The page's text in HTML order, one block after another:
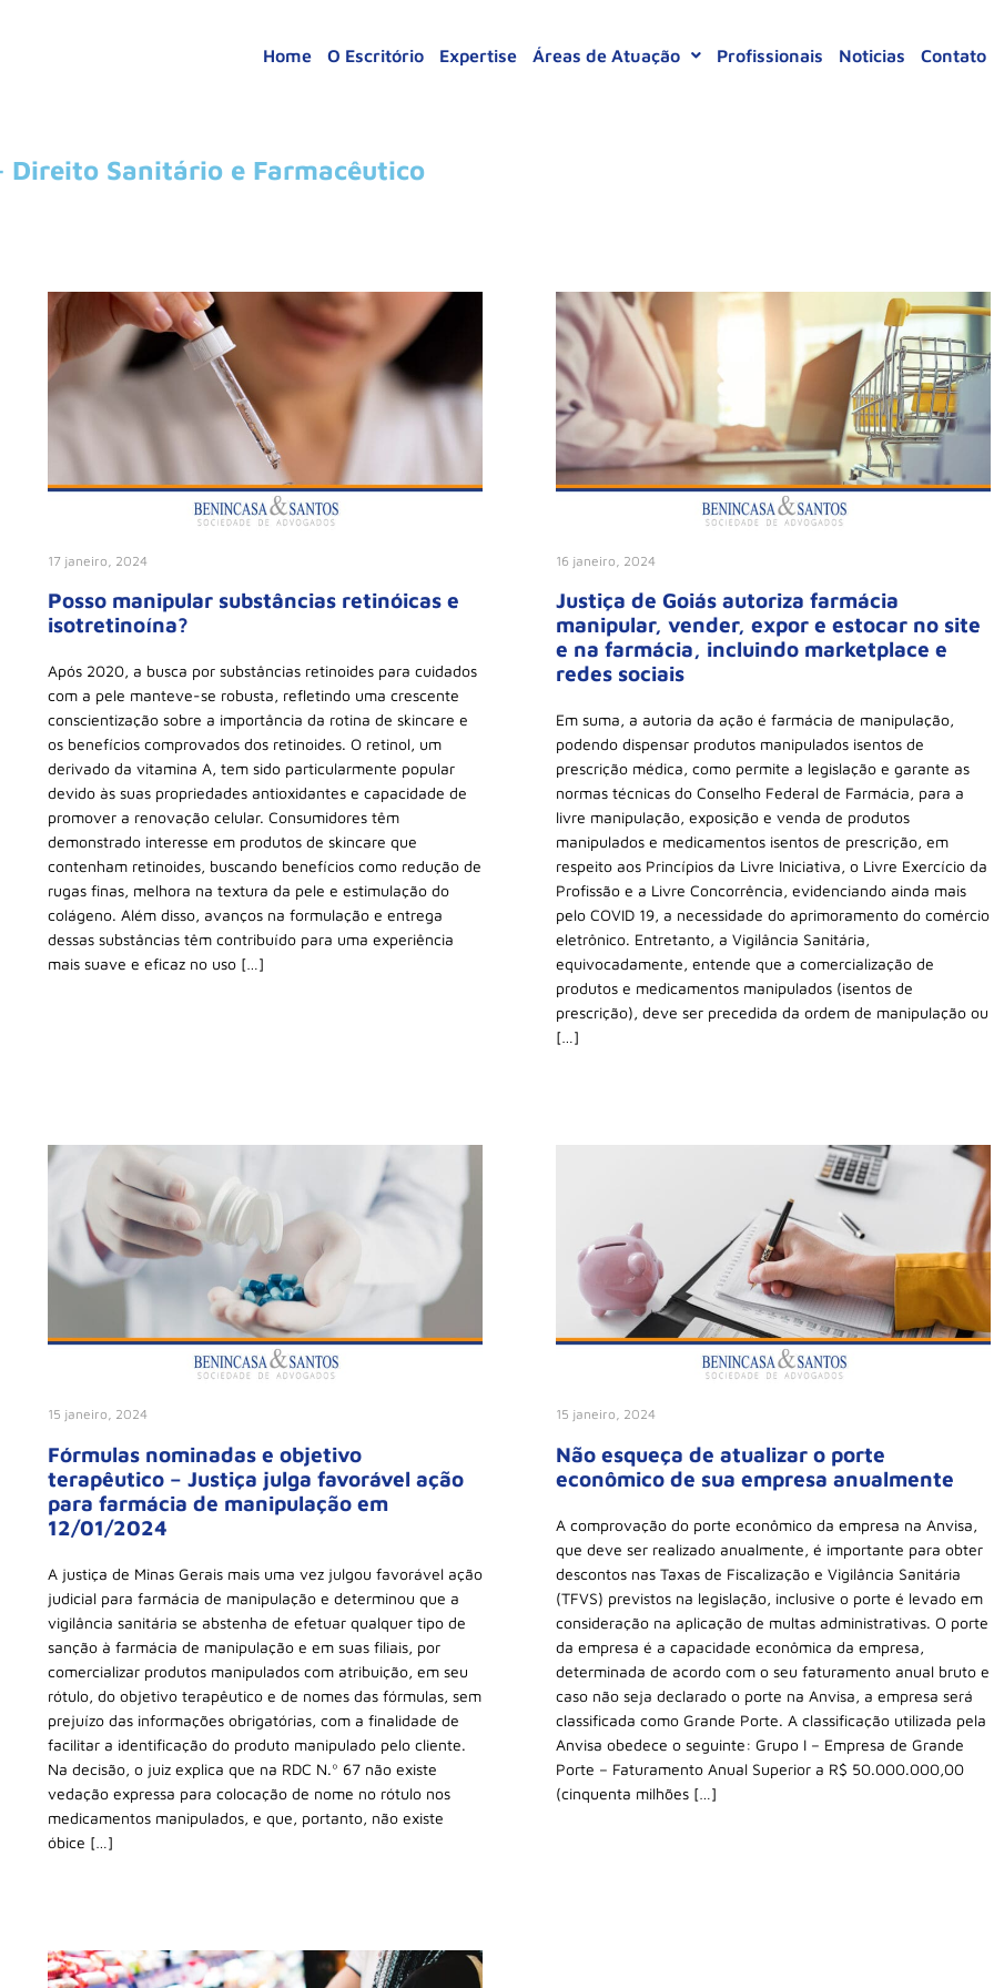
Home O Escritório Expertise Áreas de Atuação Profissionais Noticias Contato
Sanitário e Farmacêutico
17 janeiro, 2024
Posso manipular substâncias retinóicas e
isotretinoína?
Após 2020, a busca por substâncias retinoides para cuidados
com a pele manteve-se robusta, refletindo uma crescente
conscientização sobre a importância da rotina de skincare e
os benefícios comprovados dos retinoides. O retinol, um
derivado da vitamina A, tem sido particularmente popular
devido às suas propriedades antioxidantes e capacidade de
promover a renovação celular. Consumidores têm
demonstrado interesse em produtos de skincare que
contenham retinoides, buscando benefícios como redução de
rugas finas, melhora na textura da pele e estimulação do
colágeno. Além disso, avanços na formulação e entrega
dessas substâncias têm contribuído para uma experiência
mais suave e eficaz no uso […]
16 janeiro, 2024
Justiça de Goiás autoriza farmácia
manipular, vender, expor e estocar no site
e na farmácia, incluindo marketplace e
redes sociais
Em suma, a autoria da ação é farmácia de manipulação,
podendo dispensar produtos manipulados isentos de
prescrição médica, como permite a legislação e garante as
normas técnicas do Conselho Federal de Farmácia, para a
livre manipulação, exposição e venda de produtos
manipulados e medicamentos isentos de prescrição, em
respeito aos Princípios da Livre Iniciativa, o Livre Exercício da
Profissão e a Livre Concorrência, evidenciando ainda mais
pelo COVID 19, a necessidade do aprimoramento do comércio
eletrônico. Entretanto, a Vigilância Sanitária,
equivocadamente, entende que a comercialização de
produtos e medicamentos manipulados (isentos de
prescrição), deve ser precedida da ordem de manipulação ou
[…]
15 janeiro, 2024
Fórmulas nominadas e objetivo
terapêutico – Justiça julga favorável ação
para farmácia de manipulação em
12/01/2024
A justiça de Minas Gerais mais uma vez julgou favorável ação
judicial para farmácia de manipulação e determinou que a
vigilância sanitária se abstenha de efetuar qualquer tipo de
sanção à farmácia de manipulação e em suas filiais, por
comercializar produtos manipulados com atribuição, em seu
rótulo, do objetivo terapêutico e de nomes das fórmulas, sem
prejuízo das informações obrigatórias, com a finalidade de
facilitar a identificação do produto manipulado pelo cliente.
Na decisão, o juiz explica que na RDC N.º 67 não existe
vedação expressa para colocação de nome no rótulo nos
medicamentos manipulados, e que, portanto, não existe
óbice […]
15 janeiro, 2024
Não esqueça de atualizar o porte
econômico de sua empresa anualmente
A comprovação do porte econômico da empresa na Anvisa,
que deve ser realizado anualmente, é importante para obter
descontos nas Taxas de Fiscalização e Vigilância Sanitária
(TFVS) previstos na legislação, inclusive o porte é levado em
consideração na aplicação de multas administrativas. O porte
da empresa é a capacidade econômica da empresa,
determinada de acordo com o seu faturamento anual bruto e
caso não seja declarado o porte na Anvisa, a empresa será
classificada como Grande Porte. A classificação utilizada pela
Anvisa obedece o seguinte: Grupo I – Empresa de Grande
Porte – Faturamento Anual Superior a R$ 50.000.000,00
(cinquenta milhões […]